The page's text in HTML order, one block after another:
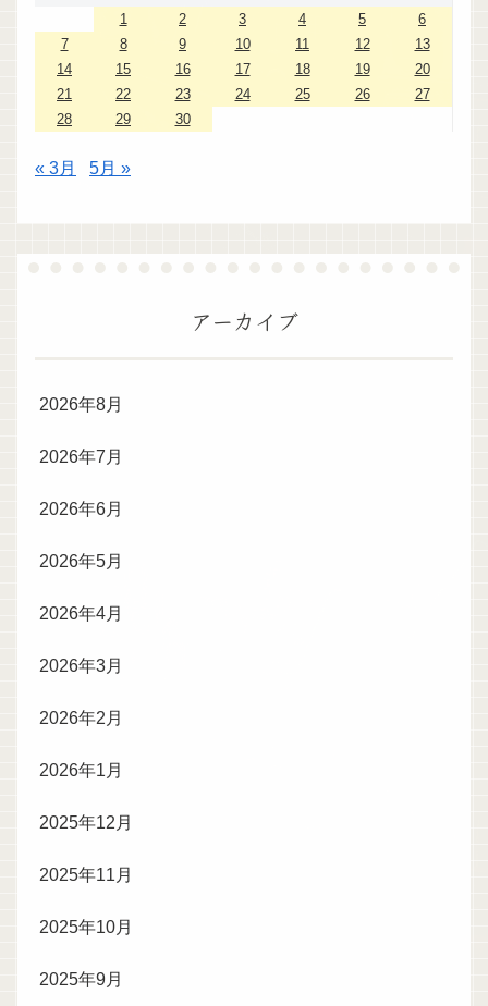
1
2 3 4 5
6
7
8 9 10 11 12
13
14
15 16 17 18 19
20
21
22 23 24 25 26
27
28
29 30
« 3月 5月 »
アーカイブ
2026年8月
2026年7月
2026年6月
2026年5月
2026年4月
2026年3月
2026年2月
2026年1月
2025年12月
2025年11月
2025年10月
2025年9月